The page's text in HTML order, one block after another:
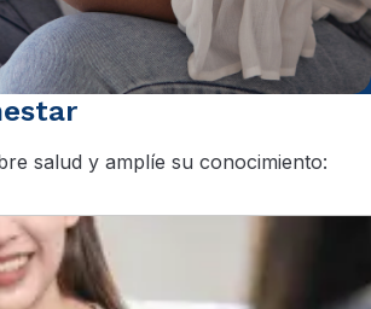
salud y amplíe su conocimiento: